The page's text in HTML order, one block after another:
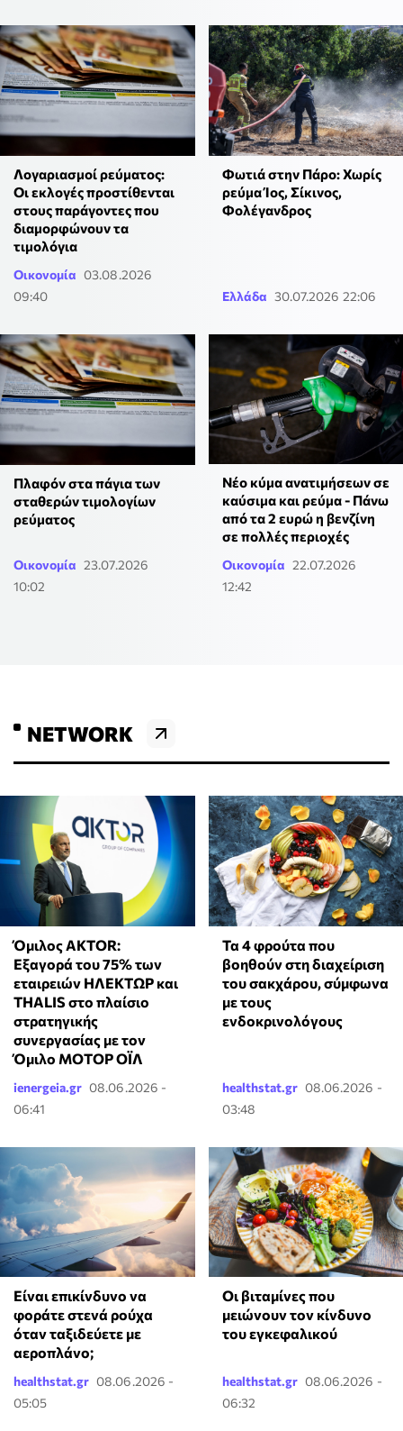
Λογαριασμοί ρεύματος:
Οι εκλογές προστίθενται
στους παράγοντες που
διαμορφώνουν τα
τιμολόγια
Οικονομία 03.08.2026
09:40
Φωτιά στην Πάρο: Χωρίς
ρεύμα Ίος, Σίκινος,
Φολέγανδρος
Ελλάδα 30.07.2026 22:06
Πλαφόν στα πάγια των
σταθερών τιμολογίων
ρεύματος
Οικονομία 23.07.2026
10:02
Νέο κύμα ανατιμήσεων σε
καύσιμα και ρεύμα - Πάνω
από τα 2 ευρώ η βενζίνη
σε πολλές περιοχές
Οικονομία 22.07.2026
12:42
NETWORK
Όμιλος AKTOR:
Εξαγορά του 75% των
εταιρειών ΗΛΕΚΤΩΡ και
THALIS στο πλαίσιο
στρατηγικής
συνεργασίας με τον
Όμιλο ΜΟΤΟΡ ΟΪΛ
ienergeia.gr 08.06.2026 -
06:41
Τα 4 φρούτα που
βοηθούν στη διαχείριση
του σακχάρου, σύμφωνα
με τους
ενδοκρινολόγους
healthstat.gr 08.06.2026 -
03:48
⁠Είναι επικίνδυνο να
φοράτε στενά ρούχα
όταν ταξιδεύετε με
αεροπλάνο;
healthstat.gr 08.06.2026 -
05:05
Οι βιταμίνες που
μειώνουν τον κίνδυνο
του εγκεφαλικού
healthstat.gr 08.06.2026 -
06:32